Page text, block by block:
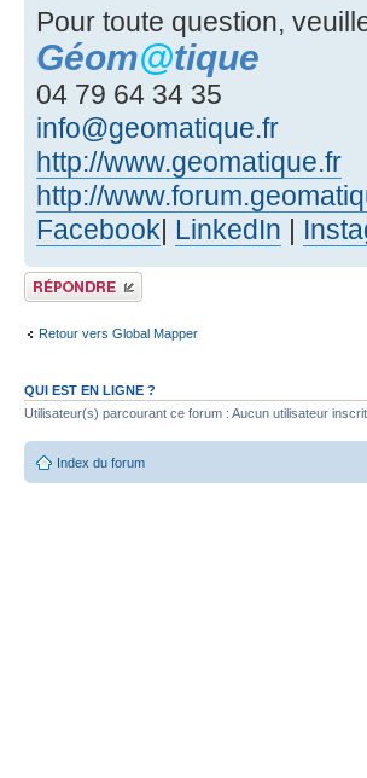
Pour toute question,
Géom@tique
04 79 64 34 35
info@geomatique.fr
http://www.geomatique.fr
http://
Facebook| LinkedIn |
Publier une réponse
Retour vers Global Mapper
QUI EST EN LIGNE ?
Utilisateur(s) parcourant ce forum : Aucun utilisateur
Index du forum